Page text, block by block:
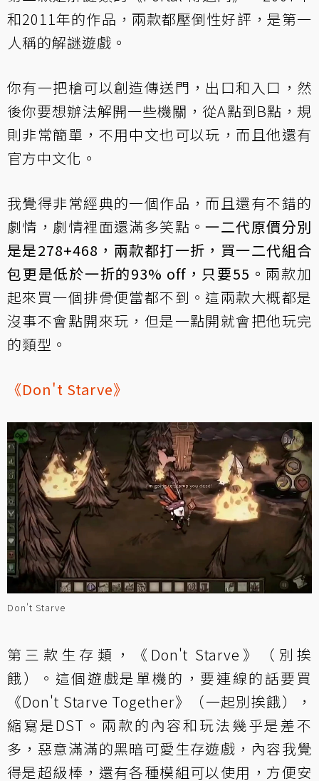
和2011年的作品，兩款都壓倒性好評，是第一
人稱的解謎遊戲。
你有一把槍可以創造傳送門，出口和入口，然
後你要想辦法解開一些機關，從A點到B點，規
則非常簡單，不用中文也可以玩，而且他還有
官方中文化。
我覺得非常經典的一個作品，而且還有不錯的
劇情，劇情裡面還滿多笑點。一二代原價分別
是是278+468，兩款都打一折，買一二代組合
包更是低於一折的93% off，只要55。 兩款加
起來買一個排骨便當都不到。這兩款大概都是
沒事不會點開來玩，但是一點開就會把他玩完
的類型。
《Don't Starve》
Don't Starve
第三款生存類，《Don't Starve》（別挨
餓）。這個遊戲是單機的，要連線的話要買
《Don't Starve Together》（一起別挨餓），
縮寫是DST。兩款的內容和玩法幾乎是差不
多，惡意滿滿的黑暗可愛生存遊戲，內容我覺
得是超級棒，還有各種模組可以使用，方便安